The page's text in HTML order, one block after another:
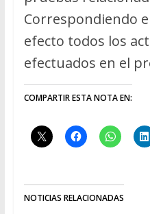
Correspondiendo
efecto todos los
efectuados en el
COMPARTIR ESTA NOTA EN:
NOTICIAS RELACIONADAS